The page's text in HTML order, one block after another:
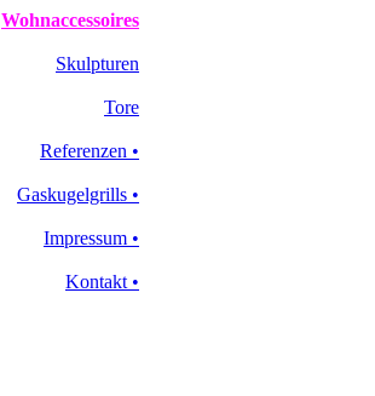
Wohnaccessoires
Skulpturen
Tore
Referenzen •
Gaskugelgrills •
Impressum •
Kontakt •